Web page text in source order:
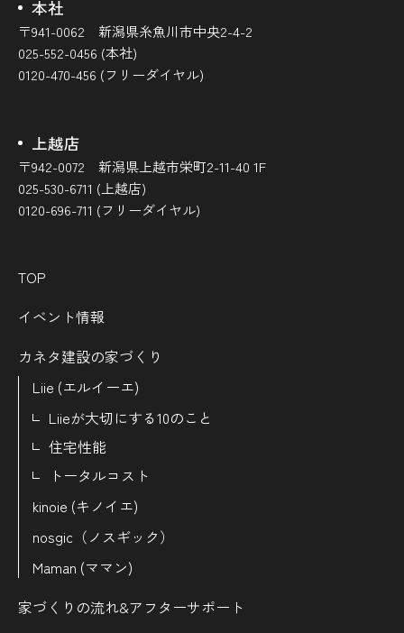
本社
〒941-0062 新潟県糸魚川市中央2-4-2
025-552-0456 (本社)
0120-470-456 (フリーダイヤル)
上越店
〒942-0072 新潟県上越市栄町2-11-40 1F
025-530-6711 (上越店)
0120-696-711 (フリーダイヤル)
TOP
イベント情報
カネタ建設の家づくり
Liie (エルイーエ)
Liieが大切にする10のこと
住宅性能
トータルコスト
kinoie (キノイエ)
nosgic（ノスギック）
Maman (ママン)
家づくりの流れ&アフターサポート